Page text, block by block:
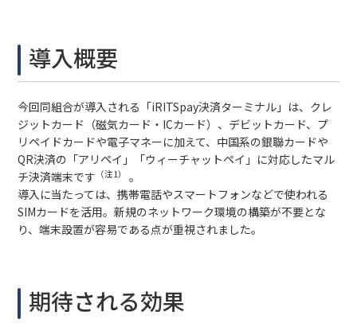
導入概要
今回同組合が導入される「iRITSpay決済ターミナル」は、クレ
ジットカード（磁気カード・ICカード）、デビットカード、プ
リペイドカードや電子マネーに加えて、中国系の銀聯カードや
QR決済の「アリペイ」「ウィーチャットペイ」に対応したマル
チ決済端末です （注1）
。
導入に当たっては、携帯電話やスマートフォンなどで使われる
SIMカードを活用。新規のネットワーク環境の構築が不要とな
り、端末設置が容易である点が重視されました。
期待される効果